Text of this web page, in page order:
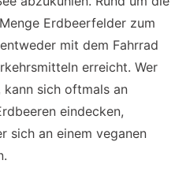
Erdbeerfelder zum
mit dem Fahrrad
erreicht. Wer
sich oftmals an
eindecken,
sich an einem veganen